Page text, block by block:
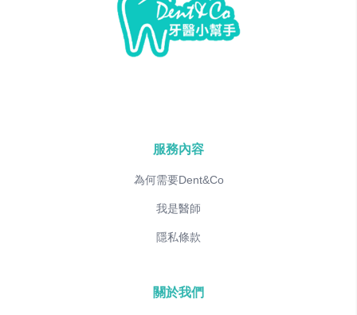
服務內容
為何需要Dent&Co
我是醫師
隱私條款
關於我們